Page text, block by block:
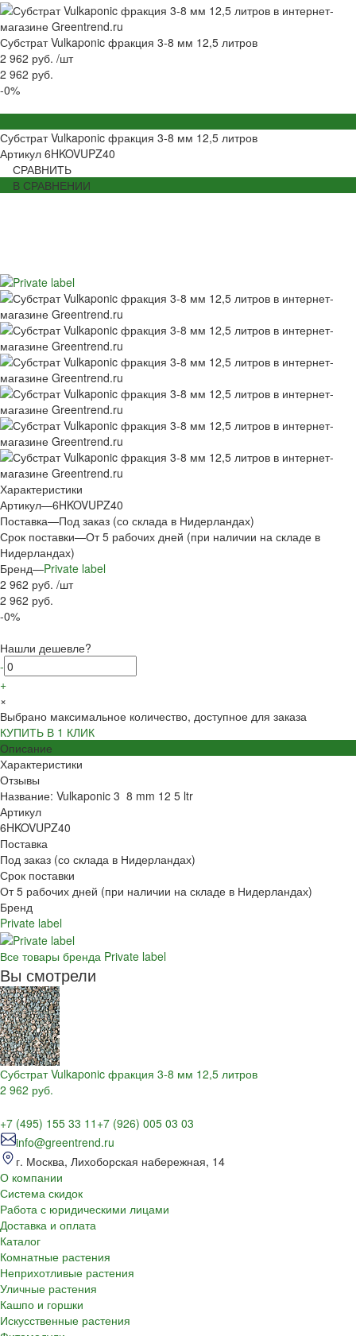
Субстрат Vulkaponic фракция 3-8 мм 12,5 литров
2 962 руб. /шт
2 962 руб.
-0%
Субстрат Vulkaponic фракция 3-8 мм 12,5 литров
Артикул 6HKOVUPZ40
СРАВНИТЬ
В СРАВНЕНИИ
Характеристики
Артикул—6HKOVUPZ40
Поставка—Под заказ (со склада в Нидерландах)
Срок поставки—От 5 рабочих дней (при наличии на складе в
Нидерландах)
Бренд—Private label
2 962 руб. /шт
2 962 руб.
-0%
Нашли дешевле?
-
+
×
Выбрано максимальное количество, доступное для заказа
КУПИТЬ В 1 КЛИК
Описание
Характеристики
Отзывы
Название: Vulkaponic 3 8 mm 12 5 ltr
Артикул
6HKOVUPZ40
Поставка
Под заказ (со склада в Нидерландах)
Срок поставки
От 5 рабочих дней (при наличии на складе в Нидерландах)
Бренд
Private label
Все товары бренда Private label
Вы смотрели
Субстрат Vulkaponic фракция 3-8 мм 12,5 литров
2 962 руб.
+7 (495) 155 33 11 +7 (926) 005 03 03
info@greentrend.ru
г. Москва, Лихоборская набережная, 14
О компании
Система скидок
Работа с юридическими лицами
Доставка и оплата
Каталог
Комнатные растения
Неприхотливые растения
Уличные растения
Кашпо и горшки
Искусственные растения